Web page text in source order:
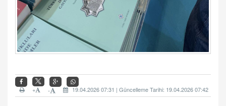
19.04.2026 07:31 | Güncelleme Tarihi: 19.04.2026 07:42
-
+